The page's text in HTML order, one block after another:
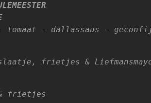
- tomaat - dallassaus -
frietjes &
frietjes